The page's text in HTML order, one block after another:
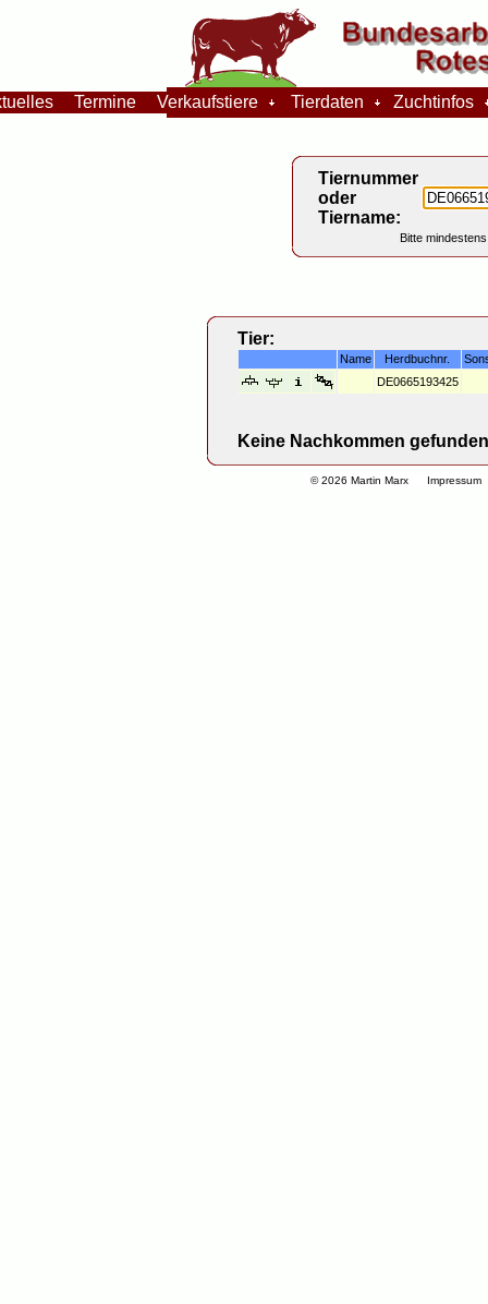
© 2026 Martin Marx Impressum
Termine Verkaufstiere Tierdaten Zuchtinfos
Tiernummer
oder
Tiername:
Bitte
Tier:
Name Herdbuchnr.
DE0665193425
Keine Nachkommen